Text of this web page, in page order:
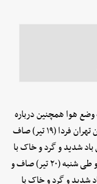
هوا همچنین درباره
وضعیت جوی تهران طی دو روز آینده نیز گفت: آسمان تهران فردا (۱۹ تیر) صاف
شدید و گرد و خاک با
حداقل دمای ۲۹ و حداکثر دمای ۴۰ درجه سانتیگراد و طی ‌شنبه (۲۰ تیر) صاف و
شدید و گرد و خاک با